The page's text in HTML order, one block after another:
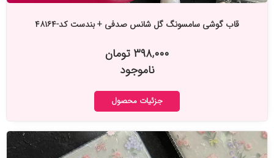
قاب گوشی سامسونگ گل شانس صدفی + بندست کد-۴۸۱۶۴
۳۹۸,۰۰۰ تومان
ناموجود
جزئیات محصول